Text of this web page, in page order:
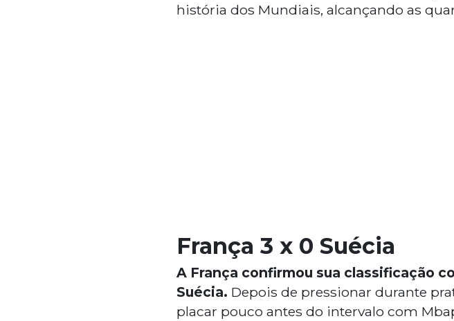
história dos Mundiais, alcançando as
França 3 x 0 Suécia
A França confirmou sua classificação
Suécia. Depois de pressionar durante
placar pouco antes do intervalo com